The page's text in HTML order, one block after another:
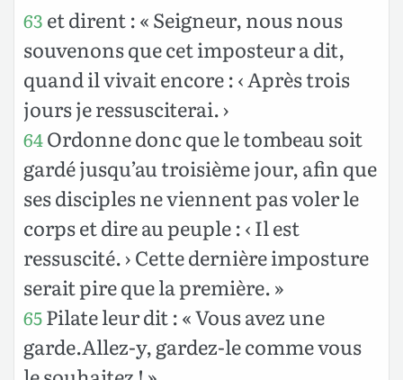
63 et dirent : « Seigneur, nous nous
souvenons que cet imposteur a dit,
quand il vivait encore : ‹ Après trois
jours je ressusciterai. ›
64Ordonne donc que le tombeau soit
gardé jusqu’au troisième jour, afin que
ses disciples ne viennent pas voler le
corps et dire au peuple : ‹ Il est
ressuscité. › Cette dernière imposture
serait pire que la première. »
65Pilate leur dit : « Vous avez une
garde.Allez-y, gardez-le comme vous